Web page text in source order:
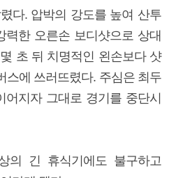
다. 압박의 강도를 높여 산투
력한 오른손 보디샷으로 상대
초 뒤 치명적인 왼손보다 샷
스에 쓰러뜨렸다. 주심은 최두
어지자 그대로 경기를 중단시
의 긴 휴식기에도 불구하고